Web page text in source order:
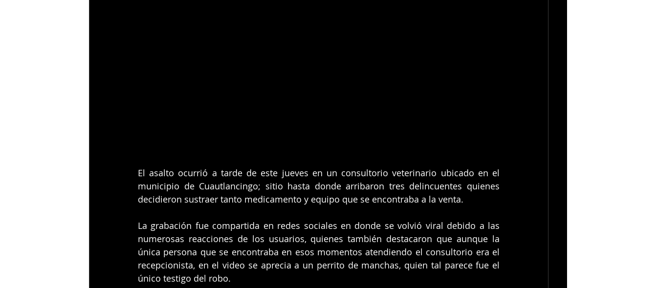
El asalto ocurrió a tarde de este jueves en un consultorio veterinario ubicado en el
municipio de Cuautlancingo; sitio hasta donde arribaron tres delincuentes quienes
decidieron sustraer tanto medicamento y equipo que se encontraba a la venta.
La grabación fue compartida en redes sociales en donde se volvió viral debido a las
numerosas reacciones de los usuarios, quienes también destacaron que aunque la
única persona que se encontraba en esos momentos atendiendo el consultorio era el
recepcionista, en el video se aprecia a un perrito de manchas, quien tal parece fue el
único testigo del robo.